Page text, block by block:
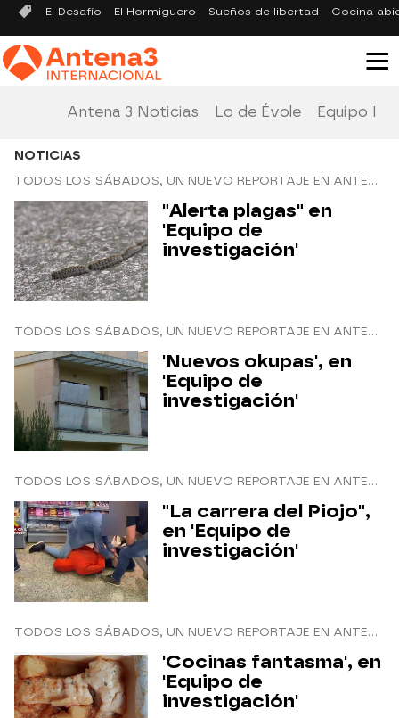
El Desafío El Hormiguero Sueños de libertad Cocina
Antena 3 Noticias Lo de Évole Equipo
NOTICIAS
TODOS LOS SÁBADOS, UN NUEVO REPORTAJE EN ANTENA 3 INTERNACIONAL
"Alerta plagas" en
'Equipo de
investigación'
TODOS LOS SÁBADOS, UN NUEVO REPORTAJE EN ANTENA 3 INTERNACIONAL
'Nuevos okupas', en
'Equipo de
investigación'
TODOS LOS SÁBADOS, UN NUEVO REPORTAJE EN ANTENA 3 INTERNACIONAL
"La carrera del Piojo",
en 'Equipo de
investigación'
TODOS LOS SÁBADOS, UN NUEVO REPORTAJE EN ANTENA 3 INTERNACIONAL
'Cocinas fantasma', en
'Equipo de
investigación'